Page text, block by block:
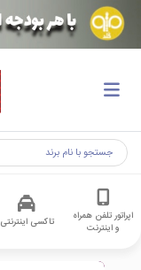
اپراتور تلفن همراه
و اینترنت
تاکسی اینترنتی